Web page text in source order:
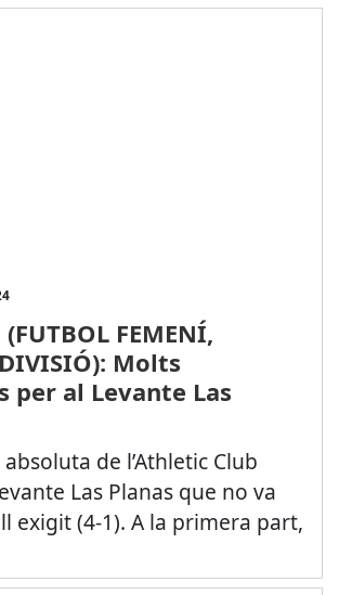
(FUTBOL FEMENÍ,
Molts
per al Levante Las
de l’Athletic Club
Las Planas que no va
exigit (4-1). A la primera part,